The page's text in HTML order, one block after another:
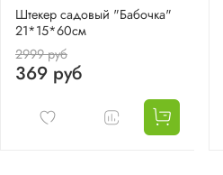
Штекер садовый "Бабочка"
21*15*60см
2999 руб
369 руб